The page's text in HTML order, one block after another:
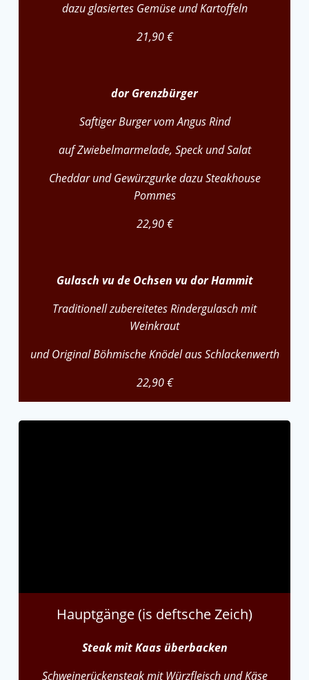
dazu glasiertes Gemüse und Kartoffeln
21,90 €
dor Grenzbürger
Saftiger Burger vom Angus Rind
auf Zwiebelmarmelade, Speck und Salat
Cheddar und Gewürzgurke dazu Steakhouse
Pommes
22,90 €
Gulasch vu de Ochsen vu dor Hammit
Traditionell zubereitetes Rindergulasch mit
Weinkraut
und Original Böhmische Knödel aus Schlackenwerth
22,90 €
Hauptgänge (is deftsche Zeich)
Steak mit Kaas überbacken
Schweinerückensteak mit Würzfleisch und Käse